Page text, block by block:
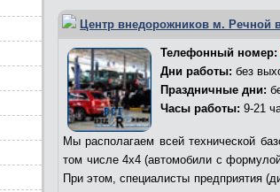
Центр внедорожников м. Речной
Телефонный
Дни работы: без
Праздничные дни:
Часы работы: 9-21
Мы располагаем всей технической
том числе 4х4 (автомобили с
При этом, специалисты предприятия